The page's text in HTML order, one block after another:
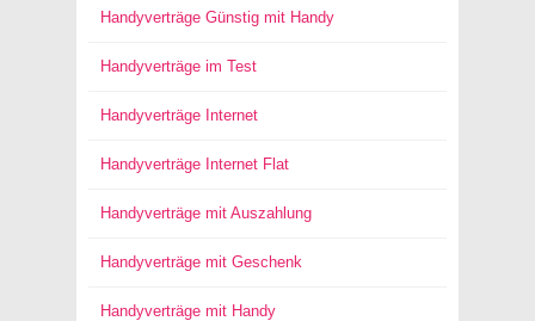
Handyverträge Günstig mit Handy
Handyverträge im Test
Handyverträge Internet
Handyverträge Internet Flat
Handyverträge mit Auszahlung
Handyverträge mit Geschenk
Handyverträge mit Handy